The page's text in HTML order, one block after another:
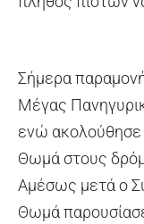
Σήμερα
Μέγας
ενώ ακολούθησε
Θωμά στους
Αμέσως μετά ο
Θωμά